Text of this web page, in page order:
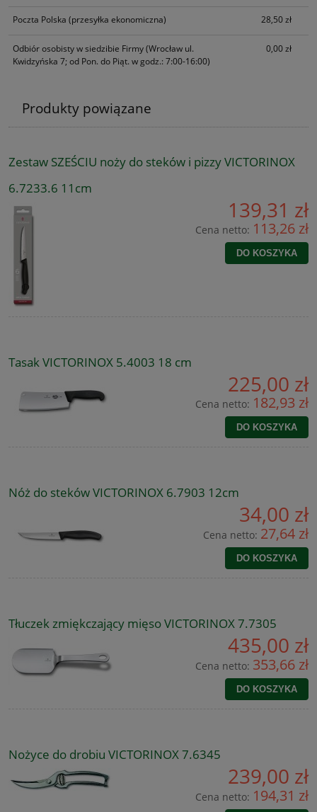
Poczta Polska (przesyłka ekonomiczna) 28,50 zł
Odbiór osobisty w siedzibie Firmy(Wrocław ul.
Kwidzyńska 7; od Pon. do Piąt. w godz.: 7:00-16:00)
0,00 zł
Produkty powiązane
Zestaw SZEŚCIU noży do steków i pizzy VICTORINOX
6.7233.6 11cm
139,31 zł
Cena netto: 113,26 zł
DO KOSZYKA
Tasak VICTORINOX 5.4003 18 cm
225,00 zł
Cena netto: 182,93 zł
DO KOSZYKA
Nóż do steków VICTORINOX 6.7903 12cm
34,00 zł
Cena netto: 27,64 zł
DO KOSZYKA
Tłuczek zmiękczający mięso VICTORINOX 7.7305
435,00 zł
Cena netto: 353,66 zł
DO KOSZYKA
Nożyce do drobiu VICTORINOX 7.6345
239,00 zł
Cena netto: 194,31 zł